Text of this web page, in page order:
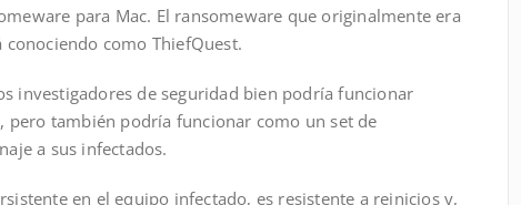
para Mac. El ransomeware que originalmente era
como ThiefQuest.
investigadores de seguridad bien podría funcionar
pero también podría funcionar como un set de
a sus infectados.
en el equipo infectado, es resistente a reinicios y,